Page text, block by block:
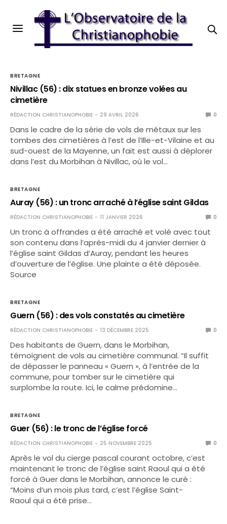
BRETAGNE
Nivillac (56) : dix statues en bronze volées au
cimetière
RÉDACTION CHRISTIANOPHOBIE 29 AVRIL 2026 0
Dans le cadre de la série de vols de métaux sur les
tombes des cimetières à l’est de l’Ille-et-Vilaine et au
sud-ouest de la Mayenne, un fait est aussi à déplorer
dans l’est du Morbihan à Nivillac, où le vol…
BRETAGNE
Auray (56) : un tronc arraché à l’église saint Gildas
RÉDACTION CHRISTIANOPHOBIE 11 JANVIER 2026 0
Un tronc à offrandes a été arraché et volé avec tout
son contenu dans l’après-midi du 4 janvier dernier à
l’église saint Gildas d’Auray, pendant les heures
d’ouverture de l’église. Une plainte a été déposée.
Source
BRETAGNE
Guern (56) : des vols constatés au cimetière
RÉDACTION CHRISTIANOPHOBIE 13 DÉCEMBRE 2025 0
Des habitants de Guern, dans le Morbihan,
témoignent de vols au cimetière communal. “Il suffit
de dépasser le panneau « Guern », à l’entrée de la
commune, pour tomber sur le cimetière qui
surplombe la route. Ici, le calme prédomine…
BRETAGNE
Guer (56) : le tronc de l’église forcé
RÉDACTION CHRISTIANOPHOBIE 25 NOVEMBRE 2025 0
Après le vol du cierge pascal courant octobre, c’est
maintenant le tronc de l’église saint Raoul qui a été
forcé à Guer dans le Morbihan, annonce le curé :
“Moins d’un mois plus tard, c’est l’église Saint-
Raoul qui a été prise…